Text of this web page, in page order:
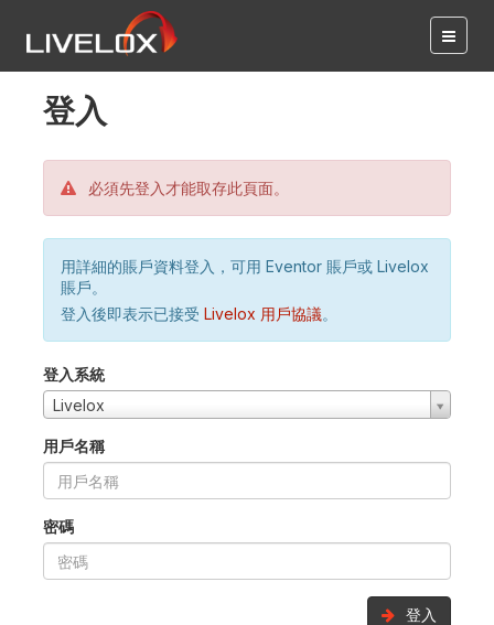
登入
必須先登入才能取存此頁面。
用詳細的賬戶資料登入，可用 Eventor 賬戶或 Livelox
賬戶。
登入後即表示已接受 Livelox 用戶協議。
登入系統
Livelox
用戶名稱
密碼
登入